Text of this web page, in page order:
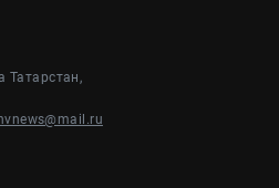
Татарстан,